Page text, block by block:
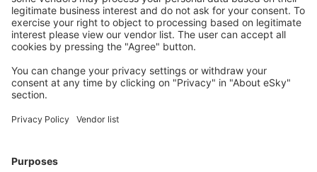
Copyright © eSky.hu Minden jog fenntartva.